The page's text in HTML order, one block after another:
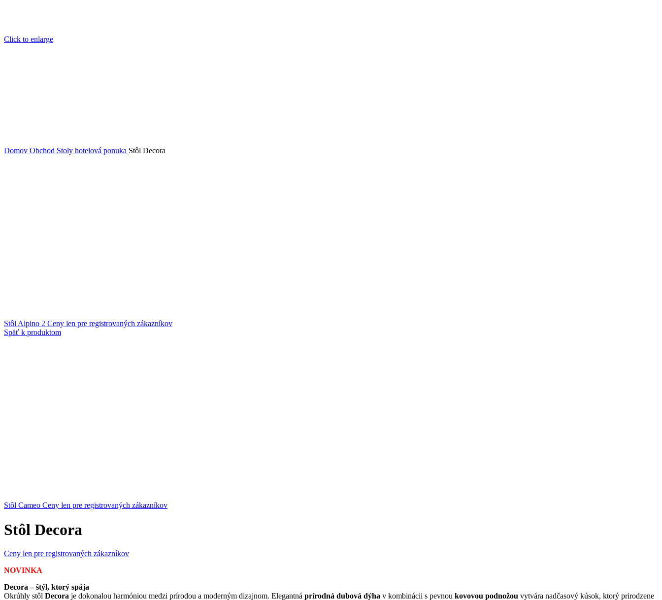
Click to enlarge
Domov Obchod Stoly hotelová ponuka Stôl Decora
Stôl Alpino 2 Ceny len pre registrovaných zákazníkov
Späť k produktom
Stôl Cameo Ceny len pre registrovaných zákazníkov
Stôl Decora
Ceny len pre registrovaných zákazníkov
NOVINKA
Decora – štýl, ktorý spája
Okrúhly stôl Decora je dokonalou harmóniou medzi prírodou a moderným dizajnom. Elegantná prírodná dubová dýha v kombinácii s pevnou kovovou podnožou vytvára nadčasový kúsok, ktorý prirodzene